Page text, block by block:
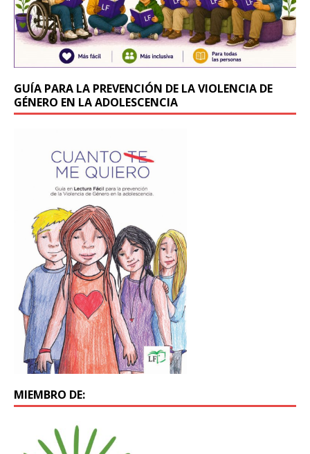
GUÍA PARA LA PREVENCIÓN DE LA VIOLENCIA DE
GÉNERO EN LA ADOLESCENCIA
MIEMBRO DE: